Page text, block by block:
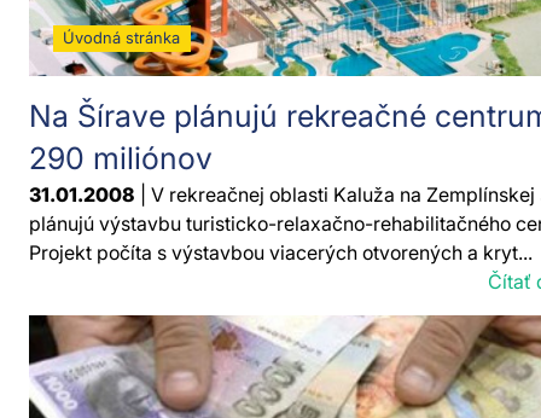
Úvodná stránka
Na Šírave plánujú rekreačné
290 miliónov
31.01.2008 | V rekreačnej oblasti Kaluža na Zemplínskej
plánujú výstavbu turisticko-relaxačno-rehabilitačného
Projekt počíta s výstavbou viacerých otvorených a kryt...
Čítať